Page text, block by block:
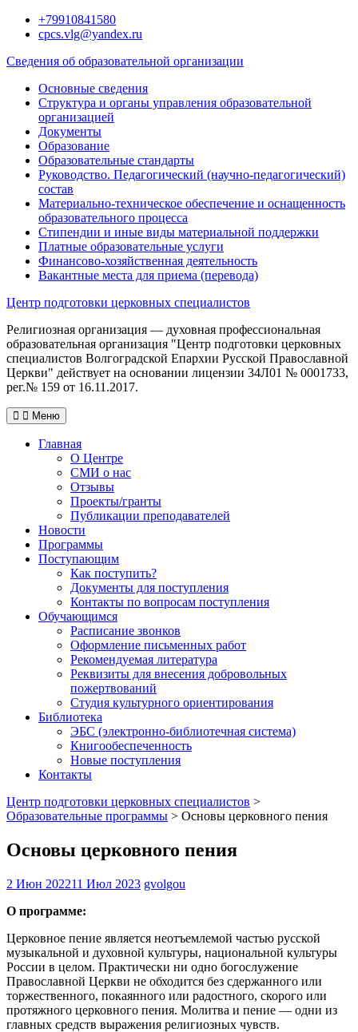
Перейти+79910841580
cpcs.vlg@yandex.ru
Сведения об образовательной организации
Основные сведения
Структура и органы управления образовательной
организацией
Документы
Образование
Образовательные стандарты
Руководство. Педагогический (научно-педагогический)
состав
Материально-техническое обеспечение и оснащенность
образовательного процесса
Стипендии и иные виды материальной поддержки
Платные образовательные услуги
Финансово-хозяйственная деятельность
Вакантные места для приема (перевода)
Центр подготовки церковных специалистов
Религиозная организация — духовная профессиональная
образовательная организация "Центр подготовки церковных
специалистов Волгоградской Eпархии Русской Православной
Церкви" действует на основании лицензии 34Л01 № 0001733,
рег.№ 159 от 16.11.2017.
Меню
Главная
О Центре
СМИ о нас
Отзывы
Проекты/гранты
Публикации преподавателей
Новости
Программы
Поступающим
Как поступить?
Документы для поступления
Контакты по вопросам поступления
Обучающимся
Расписание звонков
Оформление письменных работ
Рекомендуемая литература
Реквизиты для внесения добровольных
пожертвований
Студия культурного ориентирования
Библиотека
ЭБС (электронно-библиотечная система)
Книгообеспеченность
Новые поступления
Контакты
Центр подготовки церковных специалистов >
Образовательные программы > Основы церковного пения
Основы церковного пения
2 Июн 202211 Июл 2023 gvolgou
О программе:
Церковное пение является неотъемлемой частью русской
музыкальной и духовной культуры, национальной культуры
России в целом. Практически ни одно богослужение
Православной Церкви не обходится без сдержанного или
торжественного, покаянного или радостного, скорого или
протяжного церковного пения. Молитва и пение — одни из
главных средств выражения религиозных чувств.